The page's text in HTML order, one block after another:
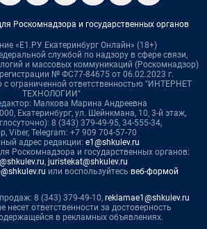
Роскомнадзора и государственных органов
«Е1.РУ Екатеринбург Онлайн» (18+)
службой по надзору в сфере связи,
и массовых коммуникаций (Роскомнадзор)
№ ФС77-84675 от 06.02.2023 г.
с ограниченной ответственностью "ИНТЕРНЕТ
ТЕХНОЛОГИИ"
Малкова Марина Андреевна
Екатеринбург, ул. Шейнкмана, 10, 3-й этаж,
8 (343) 379-49-95, 34-555-34,
Viber, Telegram: +7 909 704-57-70
адрес редакции: e1@shkulev.ru
Роскомнадзора и государственных органов:
, juristekat@shkulev.ru
или воспользуйтесь веб-формой
8 (343) 379-49-10, reklamae1@shkulev.ru
несет ответственности за достоверность
в рекламных объявлениях.